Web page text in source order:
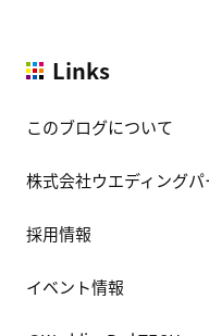
Links
このブログについて
株式会社ウエディングパ
採用情報
イベント情報